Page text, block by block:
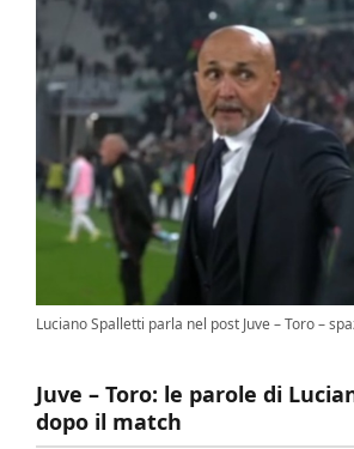
Luciano Spalletti parla nel post Juve – Toro –
Juve – Toro: le parole di
dopo il match